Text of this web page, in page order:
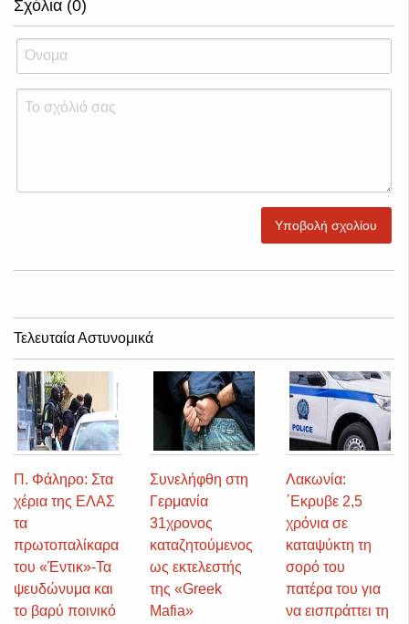
Σχόλια (0)
Υποβολή σχολίου
Τελευταία Αστυνομικά
Π. Φάληρο: Στα
χέρια της ΕΛΑΣ
τα
πρωτοπαλίκαρα
του «Έντικ»-Τα
ψευδώνυμα και
το βαρύ ποινικό
Συνελήφθη στη
Γερμανία
31χρονος
καταζητούμενος
ως εκτελεστής
της «Greek
Mafia»
Λακωνία:
΄Εκρυβε 2,5
χρόνια σε
καταψύκτη τη
σορό του
πατέρα του για
να εισπράττει τη